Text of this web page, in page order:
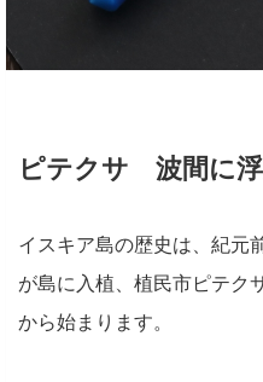
ピテクサ 波間に
イスキア島の歴史は、紀元
が島に入植、植民市ピテク
から始まります。